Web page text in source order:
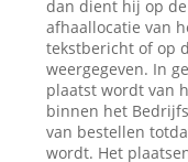
dan dient hij op
afhaallocatie van
tekstbericht of op
weergegeven. In
plaatst wordt van
binnen het
van bestellen
wordt. Het